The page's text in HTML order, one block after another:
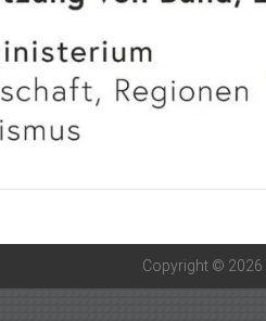
Copyright © 2026